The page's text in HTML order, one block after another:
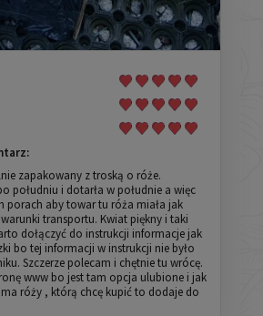
zapakowany z troską o róże.
południu i dotarła w południe a więc
porach aby towar tu róża miała jak
transportu. Kwiat piękny i taki
dołączyć do instrukcji informacje jak
bo tej informacji w instrukcji nie było
Szczerze polecam i chętnie tu wrócę.
www bo jest tam opcja ulubione i jak
róży , którą chcę kupić to dodaje do